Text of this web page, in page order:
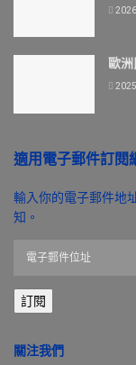
歐
適用電子郵件訂閱
輸入你的電子郵件地
知。
郵
件
址
訂閱
關注我們